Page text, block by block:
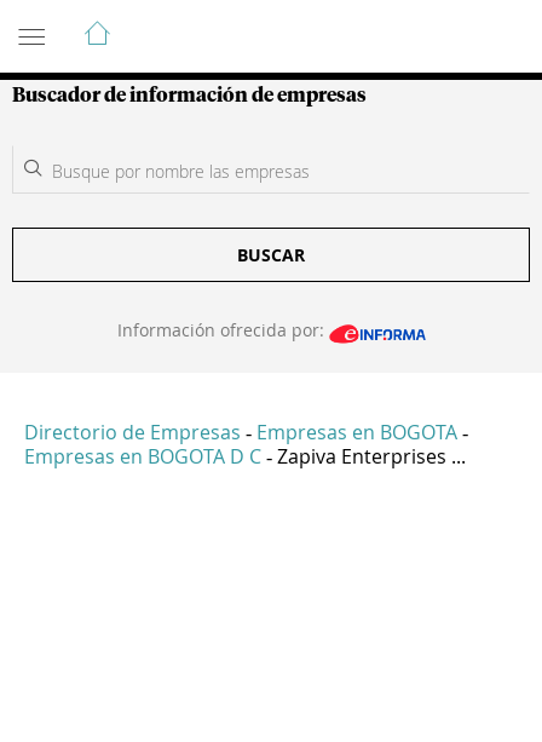
Guía de Empresas Colombianas
Buscador de información de empresas
BUSCAR
Información ofrecida por:
Directorio de Empresas - Empresas en BOGOTA -
Empresas en BOGOTA D C - Zapiva Enterprises ...